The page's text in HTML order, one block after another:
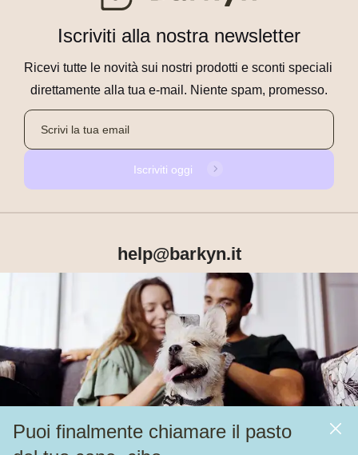
Puoi finalmente chiamare il pasto
Iscriviti alla nostra newsletter
Ricevi tutte le novità sui nostri prodotti e sconti speciali
direttamente alla tua e-mail. Niente spam, promesso.
Iscriviti oggi
help@barkyn.it
Prodotti
Altri link